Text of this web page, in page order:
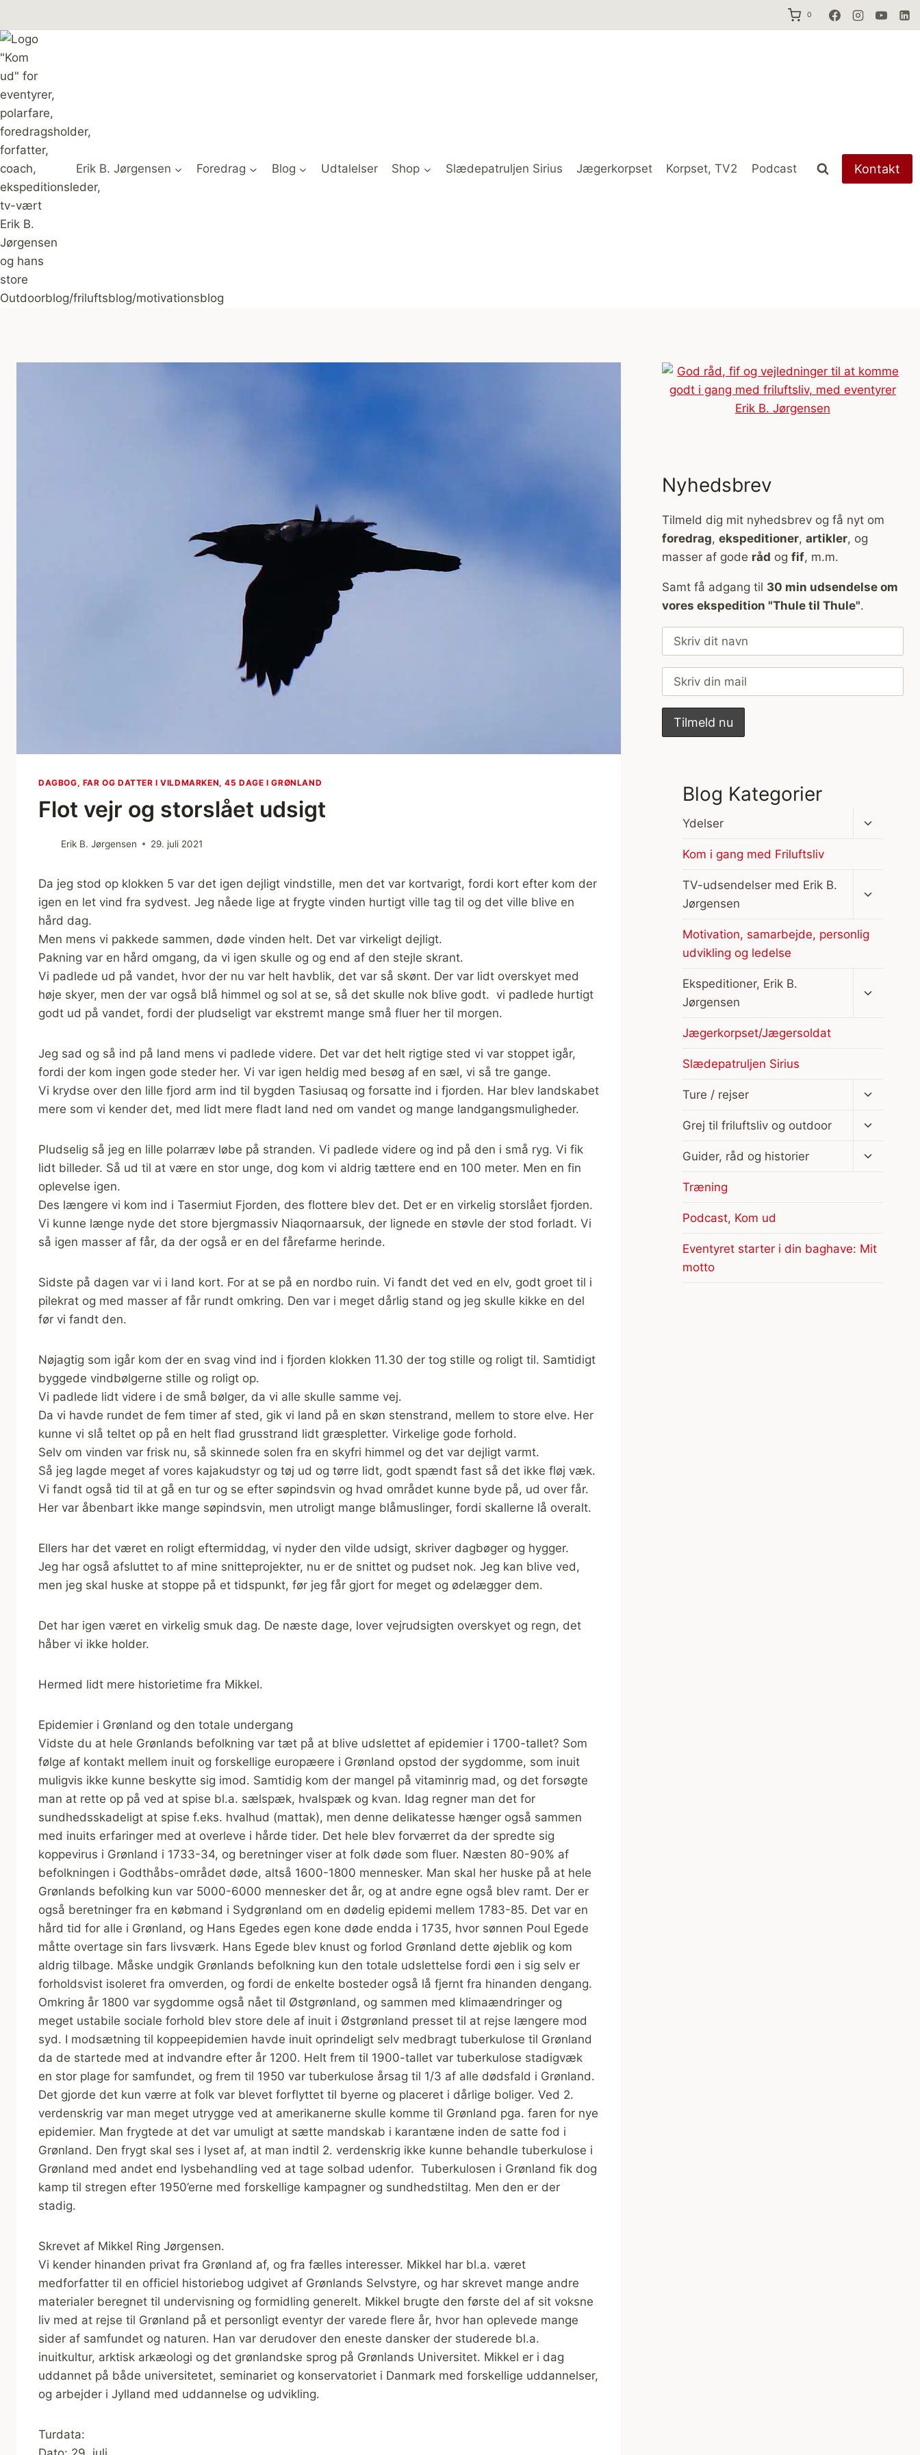
til
indhold
0
Erik B. Jørgensen Foredrag Blog Udtalelser Shop Slædepatruljen Sirius Jægerkorpset Korpset, TV2 Podcast Kontakt
DAGBOG, FAR OG DATTER I VILDMARKEN, 45 DAGE I GRØNLAND
Flot vejr og storslået udsigt
Erik B. Jørgensen 29. juli 2021
Da jeg stod op klokken 5 var det igen dejligt vindstille, men det var kortvarigt, fordi kort efter kom der
igen en let vind fra sydvest. Jeg nåede lige at frygte vinden hurtigt ville tag til og det ville blive en
hård dag.
Men mens vi pakkede sammen, døde vinden helt. Det var virkeligt dejligt.
Pakning var en hård omgang, da vi igen skulle og og end af den stejle skrant.
Vi padlede ud på vandet, hvor der nu var helt havblik, det var så skønt. Der var lidt overskyet med
høje skyer, men der var også blå himmel og sol at se, så det skulle nok blive godt. vi padlede hurtigt
godt ud på vandet, fordi der pludseligt var ekstremt mange små fluer her til morgen.
Jeg sad og så ind på land mens vi padlede videre. Det var det helt rigtige sted vi var stoppet igår,
fordi der kom ingen gode steder her. Vi var igen heldig med besøg af en sæl, vi så tre gange.
Vi krydse over den lille fjord arm ind til bygden Tasiusaq og forsatte ind i fjorden. Har blev landskabet
mere som vi kender det, med lidt mere fladt land ned om vandet og mange landgangsmuligheder.
Pludselig så jeg en lille polarræv løbe på stranden. Vi padlede videre og ind på den i små ryg. Vi fik
lidt billeder. Så ud til at være en stor unge, dog kom vi aldrig tættere end en 100 meter. Men en fin
oplevelse igen.
Des længere vi kom ind i Tasermiut Fjorden, des flottere blev det. Det er en virkelig storslået fjorden.
Vi kunne længe nyde det store bjergmassiv Niaqornaarsuk, der lignede en støvle der stod forladt. Vi
så igen masser af får, da der også er en del fårefarme herinde.
Sidste på dagen var vi i land kort. For at se på en nordbo ruin. Vi fandt det ved en elv, godt groet til i
pilekrat og med masser af får rundt omkring. Den var i meget dårlig stand og jeg skulle kikke en del
før vi fandt den.
Nøjagtig som igår kom der en svag vind ind i fjorden klokken 11.30 der tog stille og roligt til. Samtidigt
byggede vindbølgerne stille og roligt op.
Vi padlede lidt videre i de små bølger, da vi alle skulle samme vej.
Da vi havde rundet de fem timer af sted, gik vi land på en skøn stenstrand, mellem to store elve. Her
kunne vi slå teltet op på en helt flad grusstrand lidt græspletter. Virkelige gode forhold.
Selv om vinden var frisk nu, så skinnede solen fra en skyfri himmel og det var dejligt varmt.
Så jeg lagde meget af vores kajakudstyr og tøj ud og tørre lidt, godt spændt fast så det ikke fløj væk.
Vi fandt også tid til at gå en tur og se efter søpindsvin og hvad området kunne byde på, ud over får.
Her var åbenbart ikke mange søpindsvin, men utroligt mange blåmuslinger, fordi skallerne lå overalt.
Ellers har det været en roligt eftermiddag, vi nyder den vilde udsigt, skriver dagbøger og hygger.
Jeg har også afsluttet to af mine snitteprojekter, nu er de snittet og pudset nok. Jeg kan blive ved,
men jeg skal huske at stoppe på et tidspunkt, før jeg får gjort for meget og ødelægger dem.
Det har igen været en virkelig smuk dag. De næste dage, lover vejrudsigten overskyet og regn, det
håber vi ikke holder.
Hermed lidt mere historietime fra Mikkel.
Epidemier i Grønland og den totale undergang
Vidste du at hele Grønlands befolkning var tæt på at blive udslettet af epidemier i 1700-tallet? Som
følge af kontakt mellem inuit og forskellige europæere i Grønland opstod der sygdomme, som inuit
muligvis ikke kunne beskytte sig imod. Samtidig kom der mangel på vitaminrig mad, og det forsøgte
man at rette op på ved at spise bl.a. sælspæk, hvalspæk og kvan. Idag regner man det for
sundhedsskadeligt at spise f.eks. hvalhud (mattak), men denne delikatesse hænger også sammen
med inuits erfaringer med at overleve i hårde tider. Det hele blev forværret da der spredte sig
koppevirus i Grønland i 1733-34, og beretninger viser at folk døde som fluer. Næsten 80-90% af
befolkningen i Godthåbs-området døde, altså 1600-1800 mennesker. Man skal her huske på at hele
Grønlands befolking kun var 5000-6000 mennesker det år, og at andre egne også blev ramt. Der er
også beretninger fra en købmand i Sydgrønland om en dødelig epidemi mellem 1783-85. Det var en
hård tid for alle i Grønland, og Hans Egedes egen kone døde endda i 1735, hvor sønnen Poul Egede
måtte overtage sin fars livsværk. Hans Egede blev knust og forlod Grønland dette øjeblik og kom
aldrig tilbage. Måske undgik Grønlands befolkning kun den totale udslettelse fordi øen i sig selv er
forholdsvist isoleret fra omverden, og fordi de enkelte bosteder også lå fjernt fra hinanden dengang.
Omkring år 1800 var sygdomme også nået til Østgrønland, og sammen med klimaændringer og
meget ustabile sociale forhold blev store dele af inuit i Østgrønland presset til at rejse længere mod
syd. I modsætning til koppeepidemien havde inuit oprindeligt selv medbragt tuberkulose til Grønland
da de startede med at indvandre efter år 1200. Helt frem til 1900-tallet var tuberkulose stadigvæk
en stor plage for samfundet, og frem til 1950 var tuberkulose årsag til 1/3 af alle dødsfald i Grønland.
Det gjorde det kun værre at folk var blevet forflyttet til byerne og placeret i dårlige boliger. Ved 2.
verdenskrig var man meget utrygge ved at amerikanerne skulle komme til Grønland pga. faren for nye
epidemier. Man frygtede at det var umuligt at sætte mandskab i karantæne inden de satte fod i
Grønland. Den frygt skal ses i lyset af, at man indtil 2. verdenskrig ikke kunne behandle tuberkulose i
Grønland med andet end lysbehandling ved at tage solbad udenfor. Tuberkulosen i Grønland fik dog
kamp til stregen efter 1950’erne med forskellige kampagner og sundhedstiltag. Men den er der
stadig.
Skrevet af Mikkel Ring Jørgensen.
Vi kender hinanden privat fra Grønland af, og fra fælles interesser. Mikkel har bl.a. været
medforfatter til en officiel historiebog udgivet af Grønlands Selvstyre, og har skrevet mange andre
materialer beregnet til undervisning og formidling generelt. Mikkel brugte den første del af sit voksne
liv med at rejse til Grønland på et personligt eventyr der varede flere år, hvor han oplevede mange
sider af samfundet og naturen. Han var derudover den eneste dansker der studerede bl.a.
inuitkultur, arktisk arkæologi og det grønlandske sprog på Grønlands Universitet. Mikkel er i dag
uddannet på både universitetet, seminariet og konservatoriet i Danmark med forskellige uddannelser,
og arbejder i Jylland med uddannelse og udvikling.
Turdata:
Nyhedsbrev
Tilmeld dig mit nyhedsbrev og få nyt om
foredrag, ekspeditioner, artikler, og
masser af gode råd og fif, m.m.
Samt få adgang til 30 min udsendelse om
vores ekspedition "Thule til Thule".
Blog Kategorier
Ydelser
Skift
Kom i gang med Friluftsliv
TV-udsendelser med Erik B.
Jørgensen
Motivation, samarbejde, personlig
udvikling og ledelse
Ekspeditioner, Erik B.
Jørgensen
Jægerkorpset/Jægersoldat
Slædepatruljen Sirius
Ture / rejser
Skift
Grej til friluftsliv og outdoor
Skift
Guider, råd og historier
Skift
Træning
Podcast, Kom ud
Eventyret starter i din baghave: Mit
motto